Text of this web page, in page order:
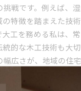
戦です。例えば、
特徴を踏まえた技
大工を務める私は、
的な木工技術も大切
幅広さが、地域の住
います。また、八千代
重要視され、経験者